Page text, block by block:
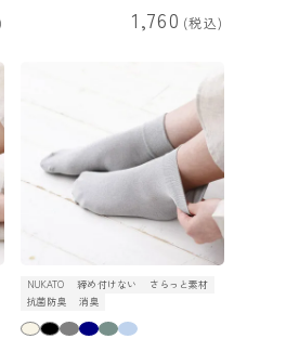
1,760 税込
NUKATO 締め付けない
さらっと素材
抗菌防臭
消臭